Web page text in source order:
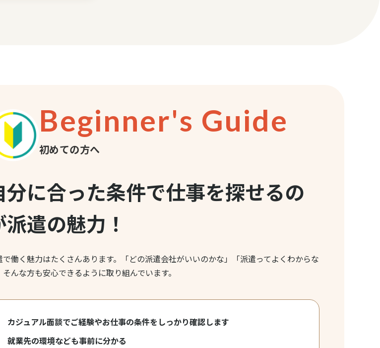
Beginner's Guide
初めての方へ
分に合った条件で仕事を探せるの
派遣の魅力！
で働く魅力はたくさんあります。「どの派遣会社がいいのかな」「派遣ってよくわからな
そんな方も安心できるように取り組んでいます。
カジュアル面談でご経験やお仕事の条件をしっかり確認します
就業先の環境なども事前に分かる